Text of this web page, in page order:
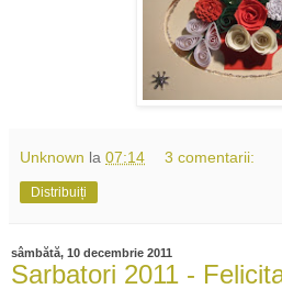
Unknown la 07:14 3 comentarii:
Distribuiți
sâmbătă, 10 decembrie 2011
Sarbatori 2011 -